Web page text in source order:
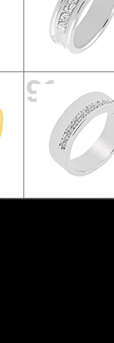
91